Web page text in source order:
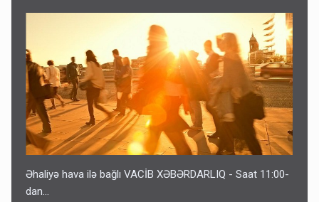
Bu ölkələrə şəxsiyyət vəsiqəsi ilə gedə biləcəksiniz -
SİYAHI
6 Avqust 10:53
Əhaliyə hava ilə bağlı VACİB XƏBƏRDARLIQ - Saat 11:00-
dan…